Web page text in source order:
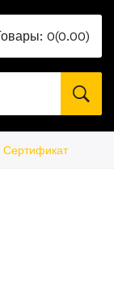
0(0.00)